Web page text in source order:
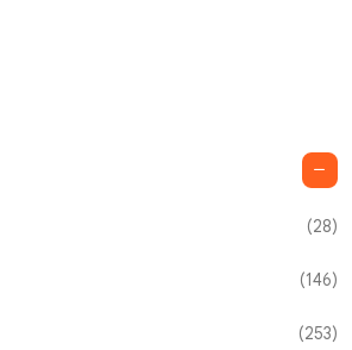
(28)
(146)
(253)